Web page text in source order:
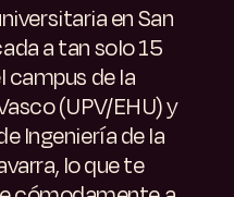
en San
a tan solo 15
campus de la
(UPV/EHU) y
Ingeniería de la
lo que te